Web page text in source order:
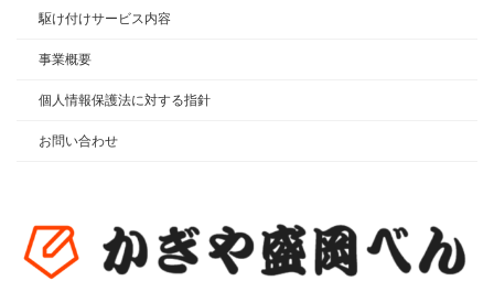
駆け付けサービス内容
事業概要
個人情報保護法に対する指針
お問い合わせ